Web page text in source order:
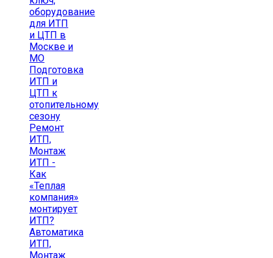
оборудование
для ИТП
и ЦТП в
Москве и
МО
Подготовка
ИТП и
ЦТП к
отопительному
сезону
Ремонт
ИТП,
Монтаж
ИТП -
Как
«Теплая
компания»
монтирует
ИТП?
Автоматика
ИТП,
Монтаж